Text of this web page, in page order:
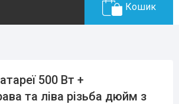
Кошик
500 Вт +
та ліва різьба дюйм з